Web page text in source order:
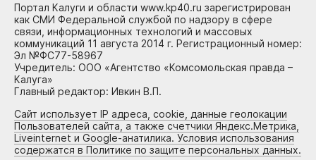
Портал Калуги и области www.kp40.ru зарегистрирован
как СМИ Федеральной службой по надзору в сфере
связи, информационных технологий и массовых
коммуникаций 11 августа 2014 г. Регистрационный номер:
Эл №ФС77-58967
Учредитель: ООО «Агентство «Комсомольская правда –
Калуга»
Главный редактор: Ивкин В.П.
Сайт использует IP адреса, cookie, данные геолокации
Пользователей сайта, а также счетчики Яндекс.Метрика,
Liveinternet и Google-анатилика. Условия использования
содержатся в Политике по защите персональных данных.